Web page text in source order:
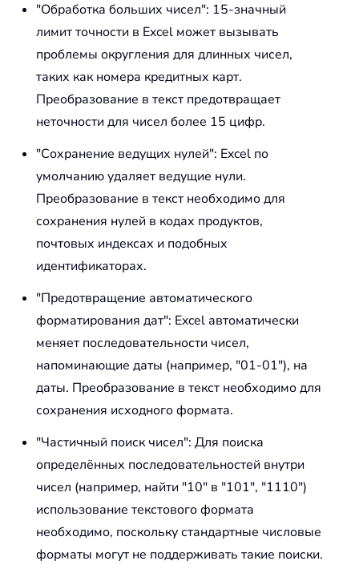
"Обработка больших чисел": 15-значный
лимит точности в Excel может вызывать
проблемы округления для длинных чисел,
таких как номера кредитных карт.
Преобразование в текст предотвращает
неточности для чисел более 15 цифр.
"Сохранение ведущих нулей": Excel по
умолчанию удаляет ведущие нули.
Преобразование в текст необходимо для
сохранения нулей в кодах продуктов,
почтовых индексах и подобных
идентификаторах.
"Предотвращение автоматического
форматирования дат": Excel автоматически
меняет последовательности чисел,
напоминающие даты (например, "01-01"), на
даты. Преобразование в текст необходимо для
сохранения исходного формата.
"Частичный поиск чисел": Для поиска
определённых последовательностей внутри
чисел (например, найти "10" в "101", "1110")
использование текстового формата
необходимо, поскольку стандартные числовые
форматы могут не поддерживать такие поиски.